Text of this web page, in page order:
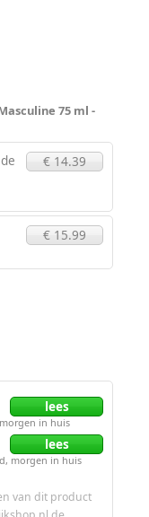
75 ml -
€ 14.39
€ 15.99
lees
in huis
lees
morgen in huis
van dit product